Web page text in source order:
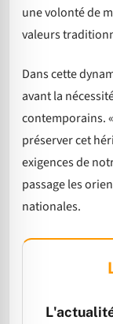
une volonté de
valeurs
Dans cette
avant la
contemporains.
préserver cet
exigences de
passage les
nationales.